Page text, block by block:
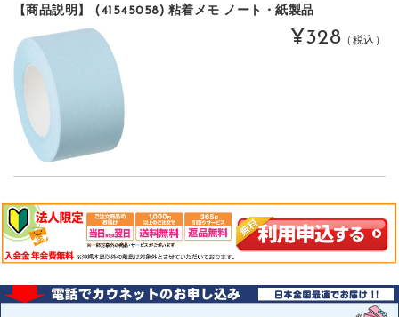
【商品説明】 (41545058) 粘着メモ ノート・紙製品
¥328 （税込）